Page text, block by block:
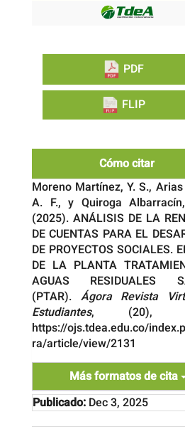
PDF
FLIP
Cómo citar
Moreno Martínez, Y. S.,
A. F., y Quiroga
(2025). ANÁLISIS DE LA
DE CUENTAS PARA EL
DE PROYECTOS SOCIALES.
DE LA PLANTA
AGUAS RESIDUALES
(PTAR). Ágora Revista
Estudiantes, (20),
https://ojs.tdea.edu.co/
ra/article/view/2131
Más formatos de cita
Publicado: Dec 3, 2025